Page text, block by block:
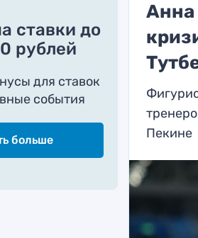
ставки до
рублей
для ставок
события
больше
Анна
Пекине